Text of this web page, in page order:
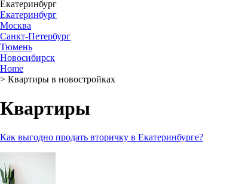
Екатеринбург
Екатеринбург
Москва
Санкт-Петербург
Тюмень
Новосибирск
Home
> Квартиры в новостройках
Квартиры
Как выгодно продать вторичку в Екатеринбурге?